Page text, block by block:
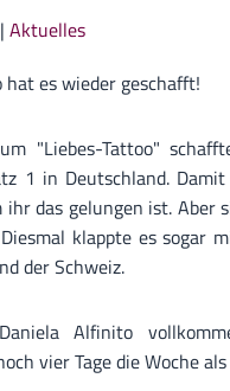
| Aktuelles
es wieder geschafft!
"Liebes-Tattoo"
1 in Deutschland.
das gelungen ist. Aber
klappte es sogar
der Schweiz.
Alfinito
vier Tage die Woche